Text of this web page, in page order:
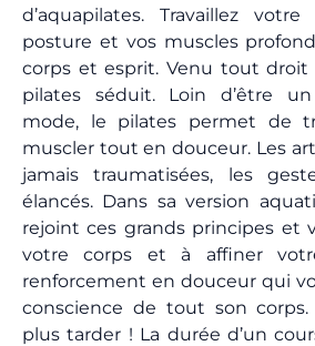
d’aquapilates. Travaillez
posture et vos muscles
corps et esprit. Venu tout droit
pilates séduit. Loin d’être
mode, le pilates permet de
muscler tout en douceur. Les
jamais traumatisées, les
élancés. Dans sa version
rejoint ces grands principes et
votre corps et à affiner
renforcement en douceur qui
conscience de tout son
plus tarder ! La durée d’un